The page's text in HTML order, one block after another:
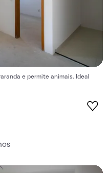
e permite animais. Ideal